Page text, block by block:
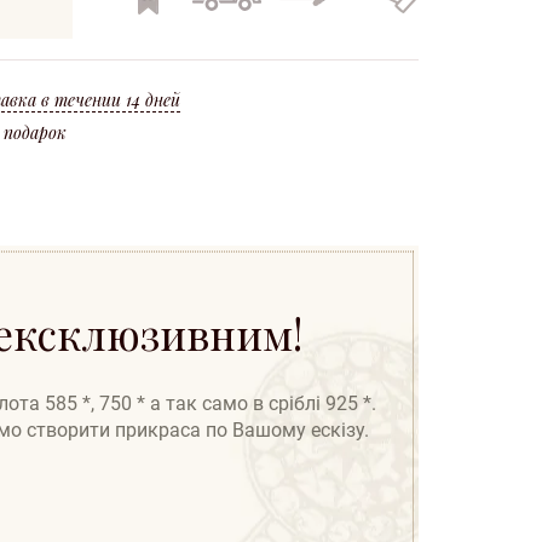
вироби
по всій
на нове
вироби
в течении 14 дней
585 *, 750 * а так само в сріблі 925 *.
створити прикраса по Вашому ескізу.